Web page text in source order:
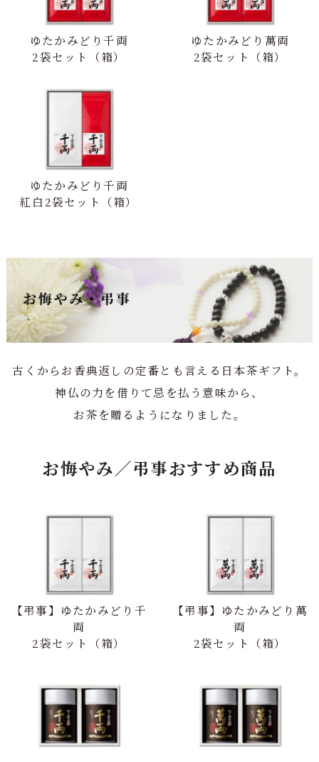
ゆたかみどり千両
2袋セット（箱）
ゆたかみどり萬両
2袋セット（箱）
ゆたかみどり千両
紅白2袋セット（箱）
古くからお香典返しの定番とも言える日本茶ギフト。
神仏の力を借りて忌を払う意味から、
お茶を贈るようになりました。
お悔やみ／弔事おすすめ商品
【弔事】ゆたかみどり千
両
2袋セット（箱）
【弔事】ゆたかみどり萬
両
2袋セット（箱）